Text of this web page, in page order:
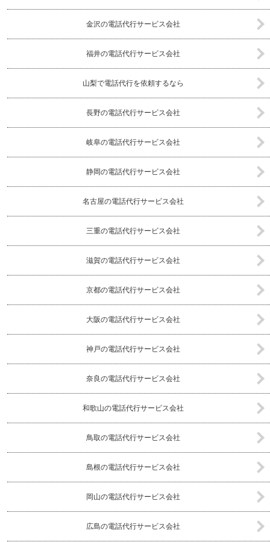
金沢の電話代行サービス会社
福井の電話代行サービス会社
山梨で電話代行を依頼するなら
長野の電話代行サービス会社
岐阜の電話代行サービス会社
静岡の電話代行サービス会社
名古屋の電話代行サービス会社
三重の電話代行サービス会社
滋賀の電話代行サービス会社
京都の電話代行サービス会社
大阪の電話代行サービス会社
神戸の電話代行サービス会社
奈良の電話代行サービス会社
和歌山の電話代行サービス会社
鳥取の電話代行サービス会社
島根の電話代行サービス会社
岡山の電話代行サービス会社
広島の電話代行サービス会社